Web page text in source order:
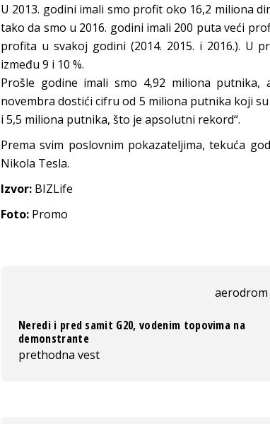
U 2013. godini imali smo profit oko 16,2 miliona
tako da smo u 2016. godini imali 200 puta veći
profita u svakoj godini (2014. 2015. i 2016.). U
između 9 i 10 %.
Prošle godine imali smo 4,92 miliona putnika,
novembra dostići cifru od 5 miliona putnika koji
i 5,5 miliona putnika, što je apsolutni rekord“.
Prema svim poslovnim pokazateljima, tekuća
Nikola Tesla.
Izvor: BIZLife
Foto: Promo
Neredi i pred samit G20, vodenim topovima na
demonstrante
prethodna vest